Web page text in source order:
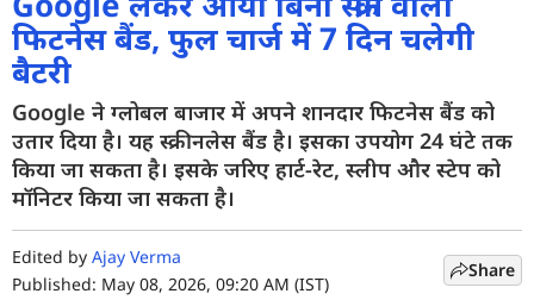
होम
न्यूज़
रिव्यू
मोबाइल फोन्स
गेमिंग
फिटनेस बैंड, फुल चार्ज में 7 दिन चलेगी
बैटरी
Google ने ग्लोबल बाजार में अपने शानदार फिटनेस बैंड को
उतार दिया है। यह स्क्रीनलेस बैंड है। इसका उपयोग 24 घंटे तक
किया जा सकता है। इसके जरिए हार्ट-रेट, स्लीप और स्टेप को
मॉनिटर किया जा सकता है।
Edited by Ajay Verma
Published: May 08, 2026, 09:20 AM (IST)
Share